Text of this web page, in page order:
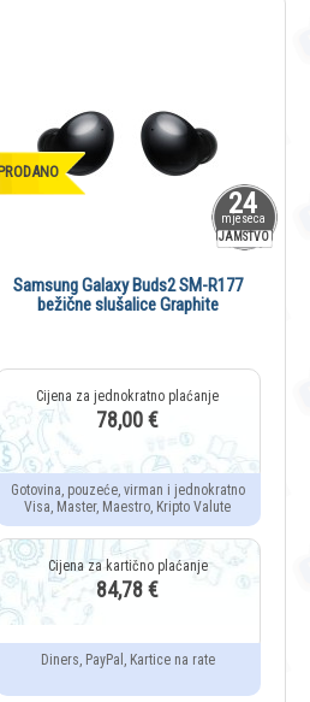
24
mjeseca
JAMSTVO
Samsung Galaxy Buds2 SM-R177
bežične slušalice Graphite
78,00 €
Gotovina, pouzeće, virman i jednokratno
Visa, Master, Maestro, Kripto Valute
84,78 €
Diners, PayPal, Kartice na rate